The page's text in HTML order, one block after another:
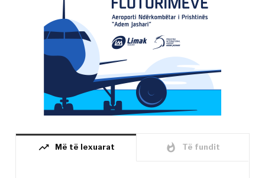
trending_up Më të lexuarat whatshot Të fundit